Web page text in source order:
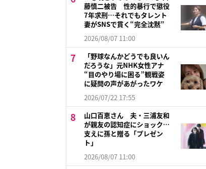
藤慎二被告 性的暴行で懲役
7年求刑…それでもタレント
妻がSNSで貫く“完全沈黙”
2026/08/07 11:00
「野球なんかどうでも良いん
だろうな」元NHK女性アナ
“目のやり場に困る”観戦姿
に疑問の声があがったワケ
2026/07/22 17:55
山口百恵さん 夫・三浦友和
が親友の認知症にショック…
支えに孫と贈る「プレゼン
ト」
2026/08/07 11:00